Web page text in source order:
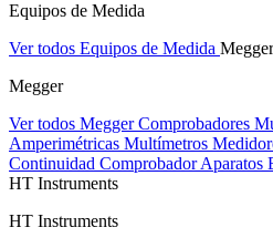
Equipos de Medida
Ver todos Equipos de Medida Megger
Megger
Ver todos MeggerComprobadores
Amperimétricas Multímetros
Continuidad Comprobador Aparatos
HT Instruments
HT Instruments